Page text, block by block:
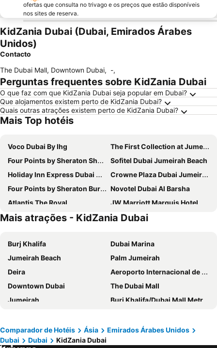
ofertas que consulta no trivago e os preços que estão disponíveis
nos sites de reserva.
KidZania Dubai (Dubai, Emirados Árabes
Unidos)
Contacto
The Dubai Mall, Downtown Dubai, -,
Perguntas frequentes sobre KidZania Dubai
O que faz com que KidZania Dubai seja popular em Dubai?
Que alojamentos existem perto de KidZania Dubai?
Quais outras atrações existem perto de KidZania Dubai?
Mais Top hotéis
Voco Dubai By Ihg
The First Collection at Jumeirah Village Circle, a Tribute Portfolio Hotel
Four Points by Sheraton Sheikh Zayed Road, Dubai
Sofitel Dubai Jumeirah Beach
Holiday Inn Express Dubai Airport By Ihg
Crowne Plaza Dubai Jumeirah By Ihg
Four Points by Sheraton Bur Dubai
Novotel Dubai Al Barsha
Atlantis The Royal
JW Marriott Marquis Hotel Dubai
Burj Al Arab Jumeirah
Crowne Plaza Dubai Marina By Ihg
Grand Hyatt Dubai
Gevora Hotel
Rose Rayhaan by Rotana
Atana Hotel
Towers Rotana
Intercontinental Hotels Dubai Festival City By Ihg
The Tower Plaza Hotel
Queen Elizabeth 2
Arabian Park Dubai, an Edge by Rotana Hotel
Fairmont The Palm
Swissôtel Al Murooj Dubai
Taj Dubai
Canal Central Hotel
Mais atrações - KidZania Dubai
Burj Khalifa
Dubai Marina
Jumeirah Beach
Palm Jumeirah
Deira
Aeroporto Internacional de Dubai
Downtown Dubai
The Dubai Mall
Jumeirah
Burj Khalifa/Dubai Mall Metro Station
Business Bay
Corniche Beach
Yas Island
Comparador de Hotéis Ásia
Emirados Árabes Unidos
Dubai
Dubai KidZania Dubai